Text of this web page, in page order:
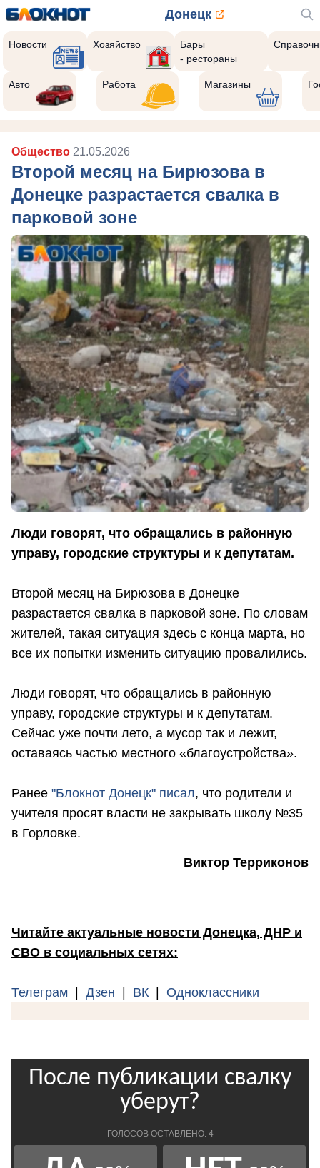
Донецк
Новости Хозяйство
Бары
- рестораны
Авто Работа Магазины
Общество 21.05.2026
Второй месяц на Бирюзова в
Донецке разрастается свалка в
парковой зоне
Люди говорят, что обращались в районную
управу, городские структуры и к депутатам.
Второй месяц на Бирюзова в Донецке
разрастается свалка в парковой зоне. По словам
жителей, такая ситуация здесь с конца марта, но
все их попытки изменить ситуацию провалились.
Люди говорят, что обращались в районную
управу, городские структуры и к депутатам.
Сейчас уже почти лето, а мусор так и лежит,
оставаясь частью местного «благоустройства».
Ранее "Блокнот Донецк" писал, что родители и
учителя просят власти не закрывать школу №35
в Горловке.
Виктор Терриконов
Читайте актуальные новости Донецка, ДНР и
СВО в социальных сетях:
Телеграм | Дзен | ВК | Одноклассники